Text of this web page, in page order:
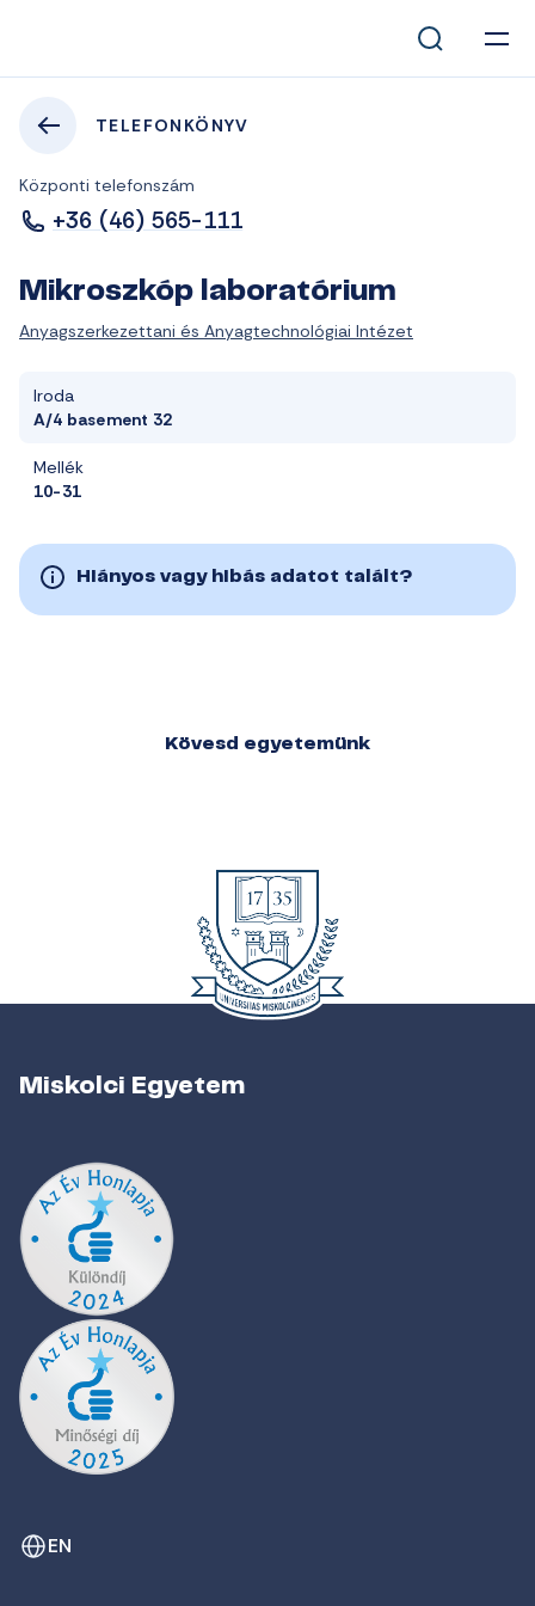
TELEFONKÖNYV
Központi telefonszám
+36 (46) 565-111
Mikroszkóp laboratórium
Anyagszerkezettani és Anyagtechnológiai Intézet
Iroda
A/4 basement 32
Mellék
10-31
Hiányos vagy hibás adatot talált?
Kövesd egyetemünk
Miskolci Egyetem
EN